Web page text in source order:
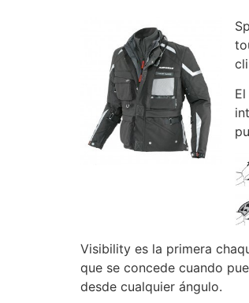
Visibility es la primera
que se concede cuando
desde cualquier ángulo.